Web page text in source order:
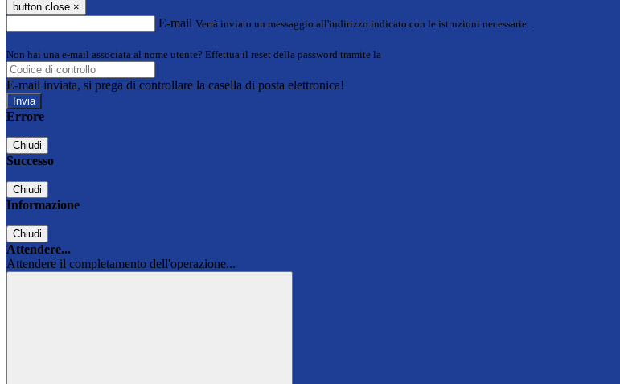
button close ×
E-mail Verrà inviato un messaggio all'indirizzo indicato con le istruzioni necessarie.
Non hai una e-mail associata al nome utente? Effettua il reset della password tramite la
E-mail inviata, si prega di controllare la casella di posta elettronica!
Errore
Chiudi
Successo
Chiudi
Informazione
Chiudi
Attendere...
Attendere il completamento dell'operazione...